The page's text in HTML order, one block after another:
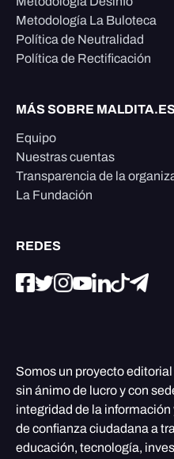
Metodología La Buloteca
Política de Neutralidad
Política de Rectificación
MÁS SOBRE
Equipo
Nuestras cuentas
Transparencia de la
La Fundación
REDES
Somos un proyecto editorial
sin ánimo de lucro y con
integridad de la
de confianza ciudadana a
educación, tecnología,